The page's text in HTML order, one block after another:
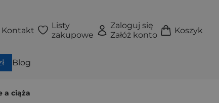
Kontakt
Listy
zakupowe
Zaloguj się
Załóż konto
Koszyk
Blog
a ciąża